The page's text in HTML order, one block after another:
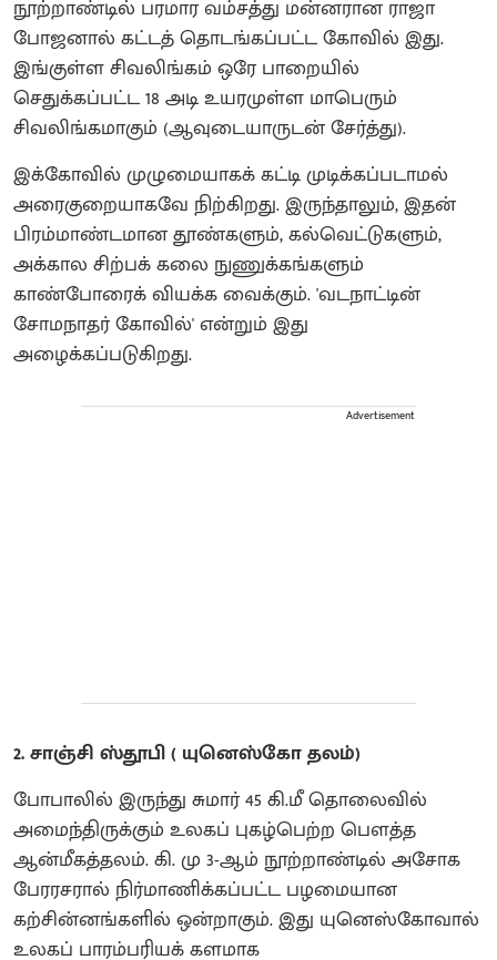
நூற்றாண்டில் பரமார வம்சத்து மன்னரான ராஜா
போஜனால் கட்டத் தொடங்கப்பட்ட கோவில் இது.
இங்குள்ள சிவலிங்கம் ஒரே பாறையில்
செதுக்கப்பட்ட 18 அடி உயரமுள்ள மாபெரும்
சிவலிங்கமாகும் (ஆவுடையாருடன் சேர்த்து).
இக்கோவில் முழுமையாகக் கட்டி முடிக்கப்படாமல்
அரைகுறையாகவே நிற்கிறது. இருந்தாலும், இதன்
பிரம்மாண்டமான தூண்களும், கல்வெட்டுகளும்,
அக்கால சிற்பக் கலை நுணுக்கங்களும்
காண்போரைக் வியக்க வைக்கும். 'வடநாட்டின்
சோமநாதர் கோவில்' என்றும் இது
அழைக்கப்படுகிறது.
Advertisement
2. சாஞ்சி ஸ்தூபி ( யுனெஸ்கோ தலம்)
போபாலில் இருந்து சுமார் 45 கி.மீ தொலைவில்
அமைந்திருக்கும் உலகப் புகழ்பெற்ற பௌத்த
ஆன்மீகத்தலம். கி. மு 3-ஆம் நூற்றாண்டில் அசோக
பேரரசரால் நிர்மாணிக்கப்பட்ட பழமையான
கற்சின்னங்களில் ஒன்றாகும். இது யுனெஸ்கோவால்
உலகப் பாரம்பரியக் களமாக